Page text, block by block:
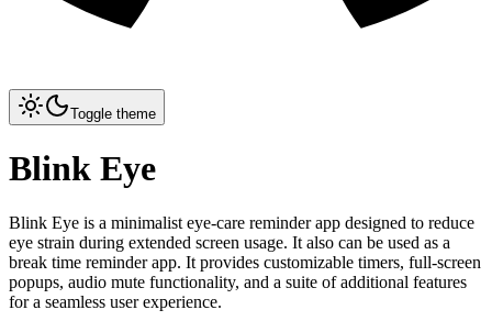
Toggle theme
Blink Eye
Blink Eye is a minimalist eye-care reminder app designed to reduce
eye strain during extended screen usage. It also can be used as a
break time reminder app. It provides customizable timers, full-screen
popups, audio mute functionality, and a suite of additional features
for a seamless user experience.